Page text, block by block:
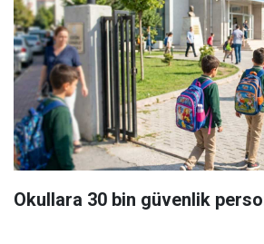
Okullara 30 bin güvenlik